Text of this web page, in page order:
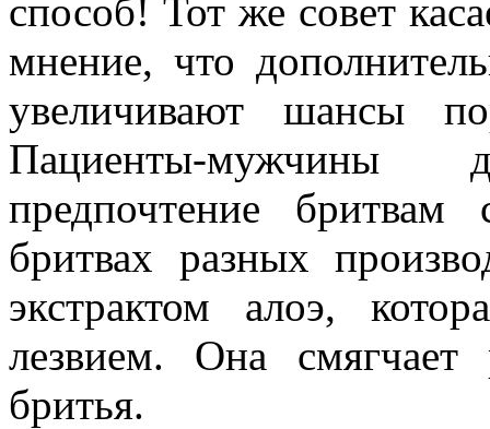
способ! Тот же совет
мнение, что
увеличивают шансы
Пациенты-мужчины
предпочтение
бритвах разных
экстрактом алоэ,
лезвием. Она
бритья.